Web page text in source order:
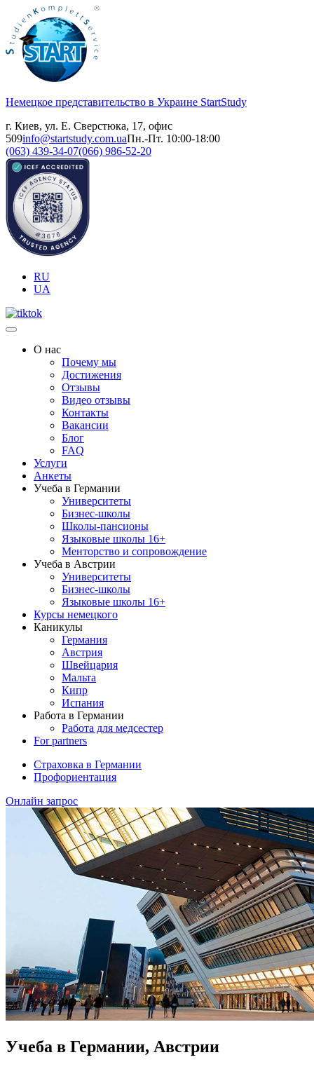
Немецкое представительство в Украине StartStudy
г. Киев, ул. Е. Сверстюка, 17, офис
509info@startstudy.com.uaПн.-Пт. 10:00-18:00
(063) 439-34-07(066) 986-52-20
RU
UA
О нас
Почему мы
Достижения
Отзывы
Видео отзывы
Контакты
Вакансии
Блог
FAQ
Услуги
Анкеты
Учеба в Германии
Университеты
Бизнес-школы
Школы-пансионы
Языковые школы 16+
Менторство и сопровождение
Учеба в Австрии
Университеты
Бизнес-школы
Языковые школы 16+
Курсы немецкого
Каникулы
Германия
Австрия
Швейцария
Мальта
Кипр
Испания
Работа в Германии
Работа для медсестер
For partners
Страховка в Германии
Профориентация
Онлайн запрос
Учеба в Германии, Австрии